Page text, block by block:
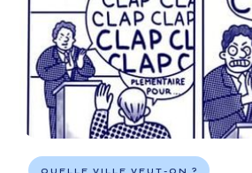
QUELLE VILLE VEUT-ON ?